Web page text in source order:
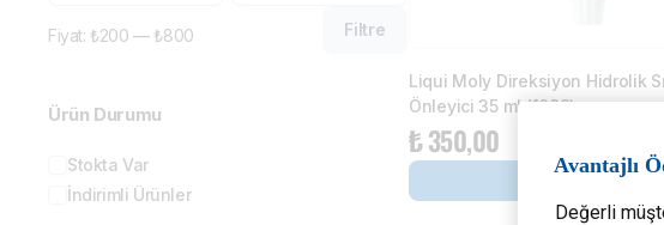
Liqui Moly Direksiyon Hidrolik
Önleyici 35 ml (1099)
₺350,00
Devamını oku
Filtre
Fiyat: ₺200 — ₺800
Ürün Durumu
Stokta Var
İndirimli Ürünler
Avantajlı
Değerli